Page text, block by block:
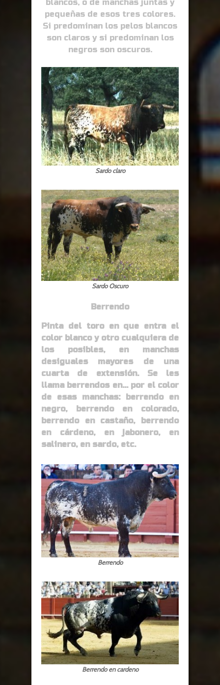
blancos, o de manchas juntas y
pequeñas de esos tres colores.
Si predominan los pelos blancos
son claros y si predominan los
negros son oscuros.
Sardo claro
Sardo Oscuro
Berrendo
Pinta del toro en que entra el
color blanco y otro cualquiera de
los posibles, en manchas
desiguales mayores de una
cuarta de extensión. Se les
llama berrendos en… por el color
de esas manchas: berrendo en
negro, berrendo en colorado,
berrendo en castaño, berrendo
en cárdeno, en jabonero, en
salinero, en sardo, etc.
Berrendo
Berrendo en cardeno